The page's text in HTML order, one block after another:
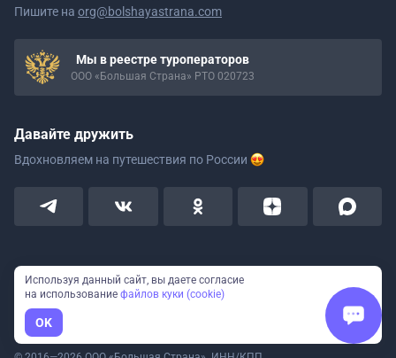
Пишите на org@bolshayastrana.com
Мы в реестре туроператоров
ООО «Большая Страна» РТО 020723
Давайте дружить
Вдохновляем на путешествия по России
Пользовательское соглашение
Политика конфиденциальности
Используя данный сайт, вы даете согласие
на использование файлов куки (cookie)
OK